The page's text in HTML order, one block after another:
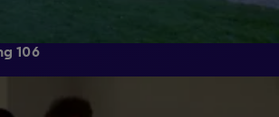
106